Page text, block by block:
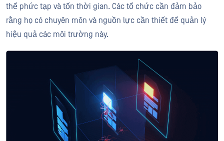
thể phức tạp và tốn thời gian. Các tổ chức cần đảm bảo
rằng họ có chuyên môn và nguồn lực cần thiết để quản lý
hiệu quả các môi trường này.